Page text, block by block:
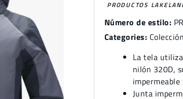
PRODUCTOS
Número de estilo:
Categories:
La tela
nilón 320D,
Junta